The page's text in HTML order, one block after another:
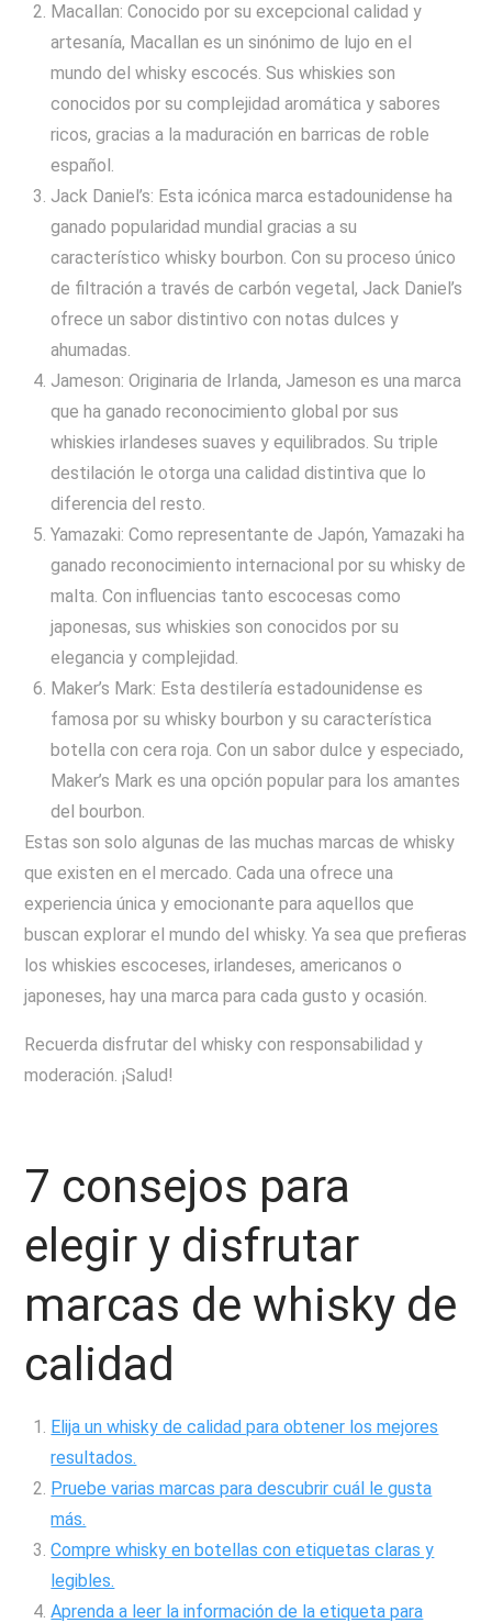
Macallan: Conocido por su excepcional calidad y
artesanía, Macallan es un sinónimo de lujo en el
mundo del whisky escocés. Sus whiskies son
conocidos por su complejidad aromática y sabores
ricos, gracias a la maduración en barricas de roble
español.
Jack Daniel’s: Esta icónica marca estadounidense ha
ganado popularidad mundial gracias a su
característico whisky bourbon. Con su proceso único
de filtración a través de carbón vegetal, Jack Daniel’s
ofrece un sabor distintivo con notas dulces y
ahumadas.
Jameson: Originaria de Irlanda, Jameson es una marca
que ha ganado reconocimiento global por sus
whiskies irlandeses suaves y equilibrados. Su triple
destilación le otorga una calidad distintiva que lo
diferencia del resto.
Yamazaki: Como representante de Japón, Yamazaki ha
ganado reconocimiento internacional por su whisky de
malta. Con influencias tanto escocesas como
japonesas, sus whiskies son conocidos por su
elegancia y complejidad.
Maker’s Mark: Esta destilería estadounidense es
famosa por su whisky bourbon y su característica
botella con cera roja. Con un sabor dulce y especiado,
Maker’s Mark es una opción popular para los amantes
del bourbon.
Estas son solo algunas de las muchas marcas de whisky
que existen en el mercado. Cada una ofrece una
experiencia única y emocionante para aquellos que
buscan explorar el mundo del whisky. Ya sea que prefieras
los whiskies escoceses, irlandeses, americanos o
japoneses, hay una marca para cada gusto y ocasión.
Recuerda disfrutar del whisky con responsabilidad y
moderación. ¡Salud!
7 consejos para
elegir y disfrutar
marcas de whisky de
calidad
Elija un whisky de calidad para obtener los mejores
resultados.
Pruebe varias marcas para descubrir cuál le gusta
más.
Compre whisky en botellas con etiquetas claras y
legibles.
Aprenda a leer la información de la etiqueta para